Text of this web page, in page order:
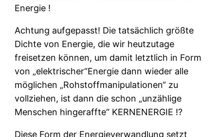
Energie !
Achtung aufgepasst! Die tatsächlich größte
Dichte von Energie, die wir heutzutage
freisetzen können, um damit letztlich in Form
von „elektrischer“Energie dann wieder alle
möglichen „Rohstoffmanipulationen“ zu
vollziehen, ist dann die schon „unzählige
Menschen hingeraffte“ KERNENERGIE ⁉
Diese Form der Energieverwandlung setzt